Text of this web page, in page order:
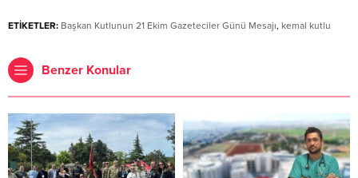
ETİKETLER: Başkan Kutlunun 21 Ekim Gazeteciler Günü Mesajı, kemal kutlu
Benzer Konular